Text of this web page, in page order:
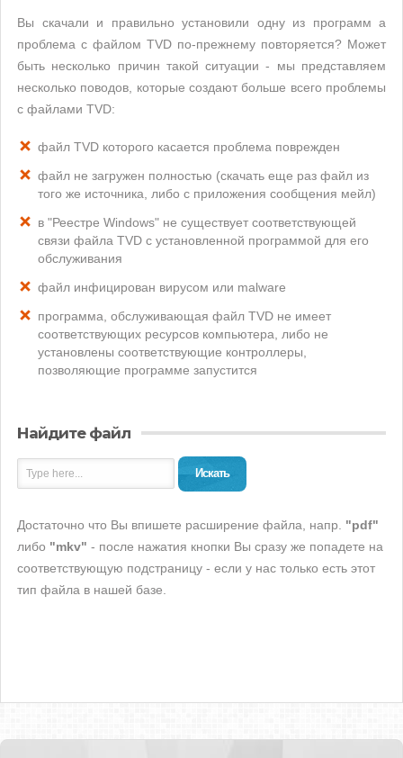
Вы скачали и правильно установили одну из программ а
проблема с файлом TVD по-прежнему повторяется? Может
быть несколько причин такой ситуации - мы представляем
несколько поводов, которые создают больше всего проблемы
с файлами TVD:
файл TVD которого касается проблема поврежден
файл не загружен полностью (скачать еще раз файл из
того же источника, либо с приложения сообщения мейл)
в "Реестре Windows" не существует соответствующей
связи файла TVD с установленной программой для его
обслуживания
файл инфицирован вирусом или malware
программа, обслуживающая файл TVD не имеет
соответствующих ресурсов компьютера, либо не
установлены соответствующие контроллеры,
позволяющие программе запустится
Найдите файл
Искать
Достаточно что Вы впишете расширение файла, напр. "pdf"
либо "mkv" - после нажатия кнопки Вы сразу же попадете на
соответствующую подстраницу - если у нас только есть этот
тип файла в нашей базе.